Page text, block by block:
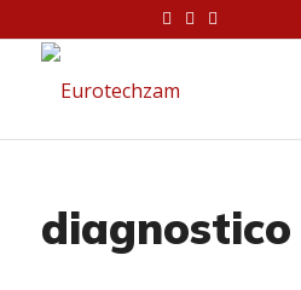
diagnostico